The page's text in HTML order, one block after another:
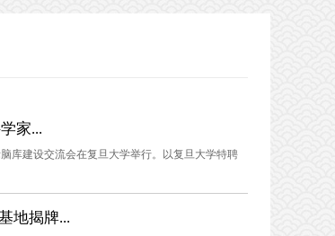
家...
库建设交流会在复旦大学举行。以复旦大学特聘
地揭牌...